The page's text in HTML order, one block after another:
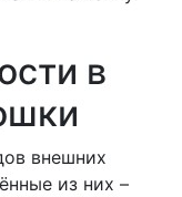
в
внешних
из них –